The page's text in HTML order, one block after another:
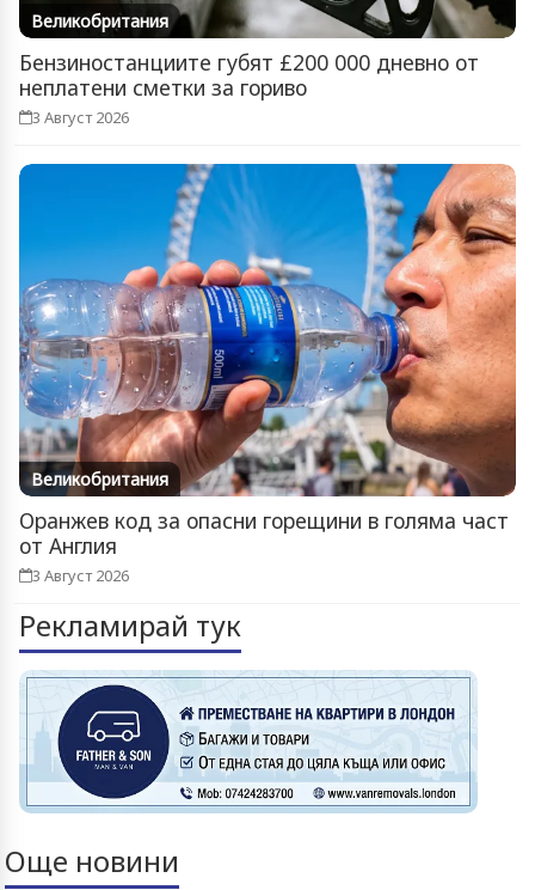
Великобритания
Бензиностанциите губят £200 000 дневно от
неплатени сметки за гориво
3 Август 2026
Великобритания
Оранжев код за опасни горещини в голяма част
от Англия
3 Август 2026
Рекламирай тук
Още новини